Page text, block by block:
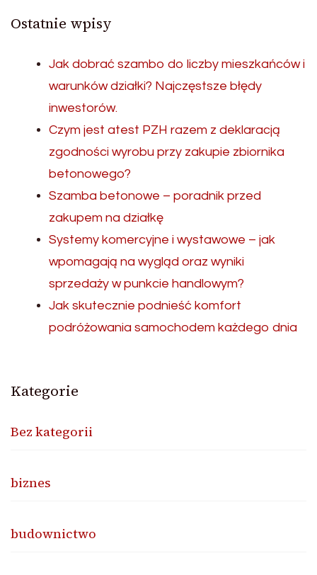
Ostatnie wpisy
Jak dobrać szambo do liczby mieszkańców i
warunków działki? Najczęstsze błędy
inwestorów.
Czym jest atest PZH razem z deklaracją
zgodności wyrobu przy zakupie zbiornika
betonowego?
Szamba betonowe – poradnik przed
zakupem na działkę
Systemy komercyjne i wystawowe – jak
wpomagają na wygląd oraz wyniki
sprzedaży w punkcie handlowym?
Jak skutecznie podnieść komfort
podróżowania samochodem każdego dnia
Kategorie
Bez kategorii
biznes
budownictwo